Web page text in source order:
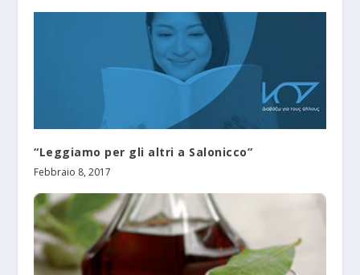
“Leggiamo per gli altri a Salonicco”
Febbraio 8, 2017